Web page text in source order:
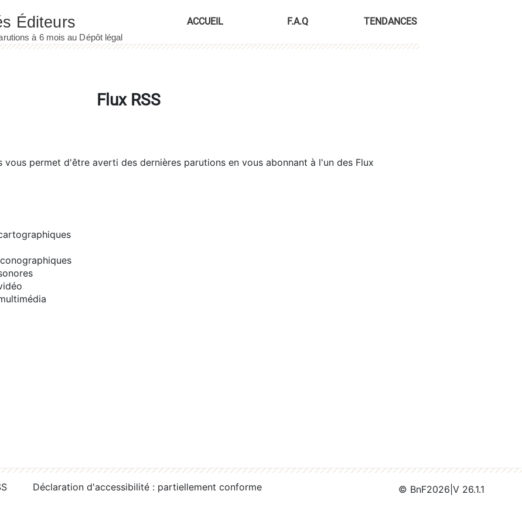
ACCUEIL F.A.Q TENDANCES
Flux RSS
vous permet d'être averti des dernières parutions en vous abonnant à l'un des Flux
Déclaration d'accessibilité : partiellement conforme © BnF2026 V 26.1.1